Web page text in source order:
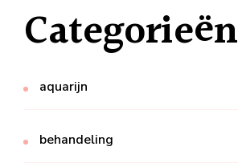
Categorieën
aquarijn
behandeling